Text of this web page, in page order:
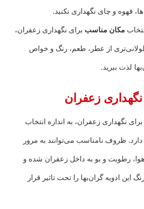
قهوه و چای نگهداری نکنید.
مکان مناسب برای نگهداری زعفران،
از عطر، طعم، رنگ و خواص
لذت ببرید.
زعفران
برای نگهداری زعفران، به اندازه انتخاب
ظروف نامناسب می‌توانند به مرور
رطوبت و بو به داخل زعفران شده و
ادویه گران‌بها را تحت تاثیر قرار